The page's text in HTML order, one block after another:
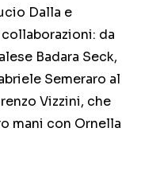
Dalla e
da
Badara Seck,
Semeraro al
Vizzini, che
mani con Ornella